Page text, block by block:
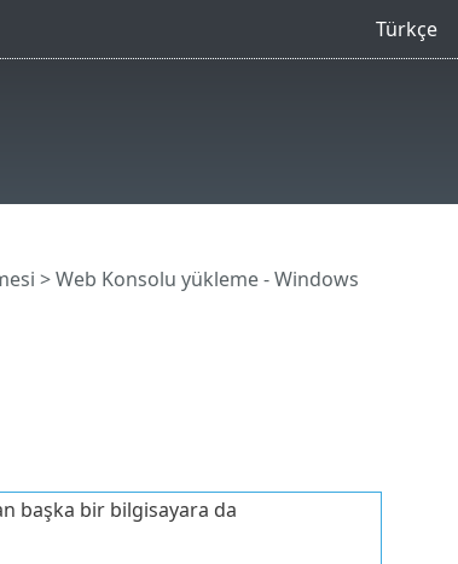
Türkçe
> Web Konsolu yükleme - Windows
başka bir bilgisayara da